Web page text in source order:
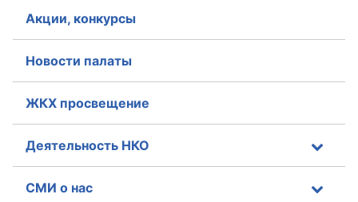
Акции, конкурсы
Новости палаты
ЖКХ просвещение
Деятельность НКО
СМИ о нас